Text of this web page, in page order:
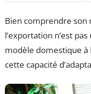
Bien comprendre son
l’exportation n’est
modèle domestique à
cette capacité